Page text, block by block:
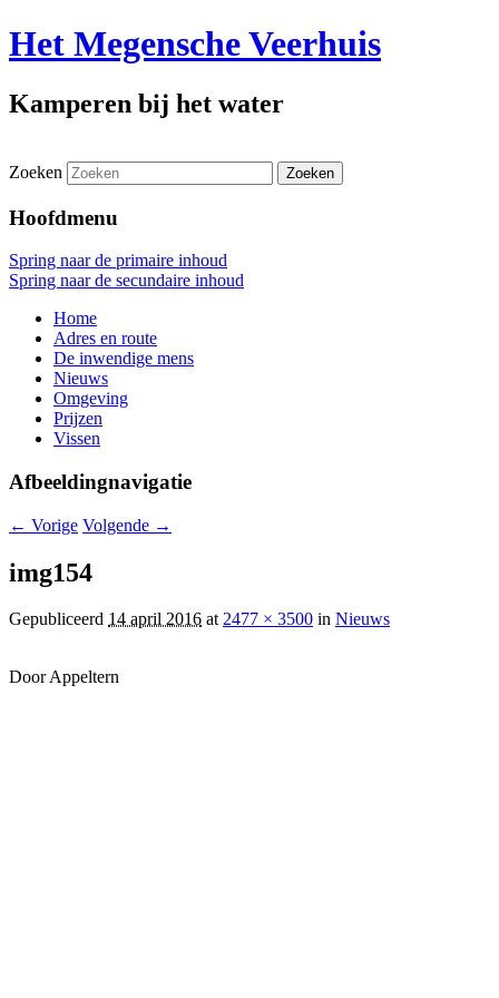
Het Megensche Veerhuis
Kamperen bij het water
Zoeken
Hoofdmenu
Spring naar de primaire inhoud
Spring naar de secundaire inhoud
Home
Adres en route
De inwendige mens
Nieuws
Omgeving
Prijzen
Vissen
Afbeeldingnavigatie
← Vorige Volgende →
img154
Gepubliceerd 14 april 2016 at2477 × 3500 in Nieuws
Door Appeltern